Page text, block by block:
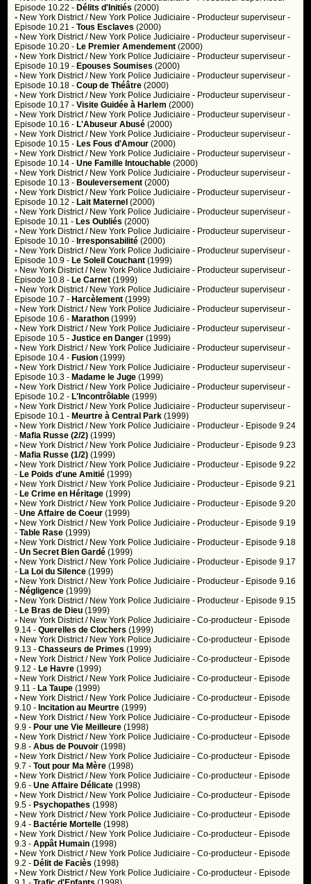
Episode 10.22 - Délits d'Initiés (2000)
• New York District / New York Police Judiciaire - Producteur superviseur -
Episode 10.21 -Tous Esclaves (2000)
• New York District / New York Police Judiciaire - Producteur superviseur -
Episode 10.20 - Le Premier Amendement (2000)
• New York District / New York Police Judiciaire - Producteur superviseur -
Episode 10.19 - Epouses Soumises (2000)
• New York District / New York Police Judiciaire - Producteur superviseur -
Episode 10.18 -Coup de Théâtre (2000)
• New York District / New York Police Judiciaire - Producteur superviseur -
Episode 10.17 -Visite Guidée à Harlem (2000)
• New York District / New York Police Judiciaire - Producteur superviseur -
Episode 10.16 - L'Abuseur Abusé (2000)
• New York District / New York Police Judiciaire - Producteur superviseur -
Episode 10.15 - Les Fous d'Amour (2000)
• New York District / New York Police Judiciaire - Producteur superviseur -
Episode 10.14 -Une Famille Intouchable (2000)
• New York District / New York Police Judiciaire - Producteur superviseur -
Episode 10.13 - Bouleversement (2000)
• New York District / New York Police Judiciaire - Producteur superviseur -
Episode 10.12 - Lait Maternel (2000)
• New York District / New York Police Judiciaire - Producteur superviseur -
Episode 10.11 - Les Oubliés (2000)
• New York District / New York Police Judiciaire - Producteur superviseur -
Episode 10.10 - Irresponsabilité (2000)
• New York District / New York Police Judiciaire - Producteur superviseur -
Episode 10.9 - Le Soleil Couchant (1999)
• New York District / New York Police Judiciaire - Producteur superviseur -
Episode 10.8 - Le Carnet (1999)
• New York District / New York Police Judiciaire - Producteur superviseur -
Episode 10.7 - Harcèlement (1999)
• New York District / New York Police Judiciaire - Producteur superviseur -
Episode 10.6 - Marathon (1999)
• New York District / New York Police Judiciaire - Producteur superviseur -
Episode 10.5 -Justice en Danger (1999)
• New York District / New York Police Judiciaire - Producteur superviseur -
Episode 10.4 - Fusion (1999)
• New York District / New York Police Judiciaire - Producteur superviseur -
Episode 10.3 - Madame le Juge (1999)
• New York District / New York Police Judiciaire - Producteur superviseur -
Episode 10.2 - L'Incontrôlable (1999)
• New York District / New York Police Judiciaire - Producteur superviseur -
Episode 10.1 - Meurtre à Central Park (1999)
• New York District / New York Police Judiciaire - Producteur - Episode 9.24
- Mafia Russe (2/2) (1999)
• New York District / New York Police Judiciaire - Producteur - Episode 9.23
- Mafia Russe (1/2) (1999)
• New York District / New York Police Judiciaire - Producteur - Episode 9.22
- Le Poids d'une Amitié (1999)
• New York District / New York Police Judiciaire - Producteur - Episode 9.21
- Le Crime en Héritage (1999)
• New York District / New York Police Judiciaire - Producteur - Episode 9.20
-Une Affaire de Coeur (1999)
• New York District / New York Police Judiciaire - Producteur - Episode 9.19
-Table Rase (1999)
• New York District / New York Police Judiciaire - Producteur - Episode 9.18
-Un Secret Bien Gardé (1999)
• New York District / New York Police Judiciaire - Producteur - Episode 9.17
- La Loi du Silence (1999)
• New York District / New York Police Judiciaire - Producteur - Episode 9.16
- Négligence (1999)
• New York District / New York Police Judiciaire - Producteur - Episode 9.15
- Le Bras de Dieu (1999)
• New York District / New York Police Judiciaire - Co-producteur - Episode
9.14 -Querelles de Clochers (1999)
• New York District / New York Police Judiciaire - Co-producteur - Episode
9.13 -Chasseurs de Primes (1999)
• New York District / New York Police Judiciaire - Co-producteur - Episode
9.12 - Le Havre (1999)
• New York District / New York Police Judiciaire - Co-producteur - Episode
9.11 - La Taupe (1999)
• New York District / New York Police Judiciaire - Co-producteur - Episode
9.10 - Incitation au Meurtre (1999)
• New York District / New York Police Judiciaire - Co-producteur - Episode
9.9 - Pour une Vie Meilleure (1998)
• New York District / New York Police Judiciaire - Co-producteur - Episode
9.8 -Abus de Pouvoir (1998)
• New York District / New York Police Judiciaire - Co-producteur - Episode
9.7 -Tout pour Ma Mère (1998)
• New York District / New York Police Judiciaire - Co-producteur - Episode
9.6 -Une Affaire Délicate (1998)
• New York District / New York Police Judiciaire - Co-producteur - Episode
9.5 - Psychopathes (1998)
• New York District / New York Police Judiciaire - Co-producteur - Episode
9.4 - Bactérie Mortelle (1998)
• New York District / New York Police Judiciaire - Co-producteur - Episode
9.3 -Appât Humain (1998)
• New York District / New York Police Judiciaire - Co-producteur - Episode
9.2 - Délit de Faciès (1998)
• New York District / New York Police Judiciaire - Co-producteur - Episode